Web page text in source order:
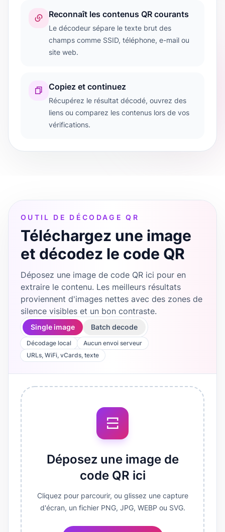
Reconnaît les contenus QR courants
Le décodeur sépare le texte brut des
champs comme SSID, téléphone, e-mail ou
site web.
Copiez et continuez
Récupérez le résultat décodé, ouvrez des
liens ou comparez les contenus lors de vos
vérifications.
OUTIL DE DÉCODAGE QR
Téléchargez une image
et décodez le code QR
Déposez une image de code QR ici pour en
extraire le contenu. Les meilleurs résultats
proviennent d'images nettes avec des zones de
silence visibles et un bon contraste.
Single image Batch decode
Décodage local
Aucun envoi serveur
URLs, WiFi, vCards, texte
Déposez une image de
code QR ici
Cliquez pour parcourir, ou glissez une capture
d'écran, un fichier PNG, JPG, WEBP ou SVG.